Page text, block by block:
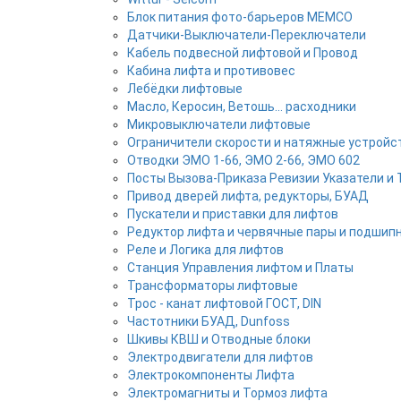
Блок питания фото-барьеров MEMCO
Датчики-Выключатели-Переключатели
Кабель подвесной лифтовой и Провод
Кабина лифта и противовес
Лебёдки лифтовые
Масло, Керосин, Ветошь... расходники
Микровыключатели лифтовые
Ограничители скорости и натяжные
Отводки ЭМО 1-66, ЭМО 2-66, ЭМО 602
Посты Вызова-Приказа Ревизии Указатели и
Привод дверей лифта, редукторы, БУАД
Пускатели и приставки для лифтов
Редуктор лифта и червячные пары и
Реле и Логика для лифтов
Станция Управления лифтом и Платы
Трансформаторы лифтовые
Трос - канат лифтовой ГОСТ, DIN
Частотники БУАД, Dunfoss
Шкивы КВШ и Отводные блоки
Электродвигатели для лифтов
Электрокомпоненты Лифта
Электромагниты и Тормоз лифта